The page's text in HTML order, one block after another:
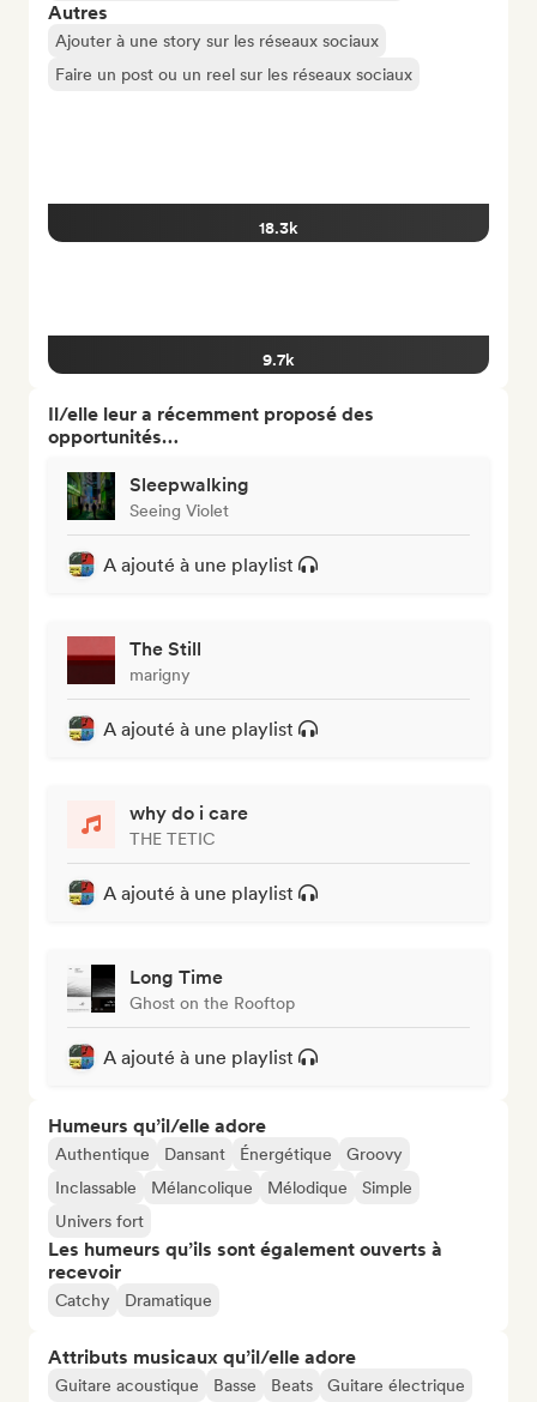
Autres
Ajouter à une story sur les réseaux sociaux
Faire un post ou un reel sur les réseaux sociaux
18.3k
9.7k
Il/elle leur a récemment proposé des
opportunités…
Sleepwalking
Seeing Violet
A ajouté à une playlist
The Still
marigny
A ajouté à une playlist
why do i care
THE TETIC
A ajouté à une playlist
Long Time
Ghost on the Rooftop
A ajouté à une playlist
Humeurs qu’il/elle adore
Authentique Dansant Énergétique
Groovy
Inclassable
Mélancolique Mélodique
Simple
Univers fort
Les humeurs qu’ils sont également ouverts à
recevoir
Catchy Dramatique
Attributs musicaux qu’il/elle adore
Guitare acoustique Basse Beats Guitare électrique